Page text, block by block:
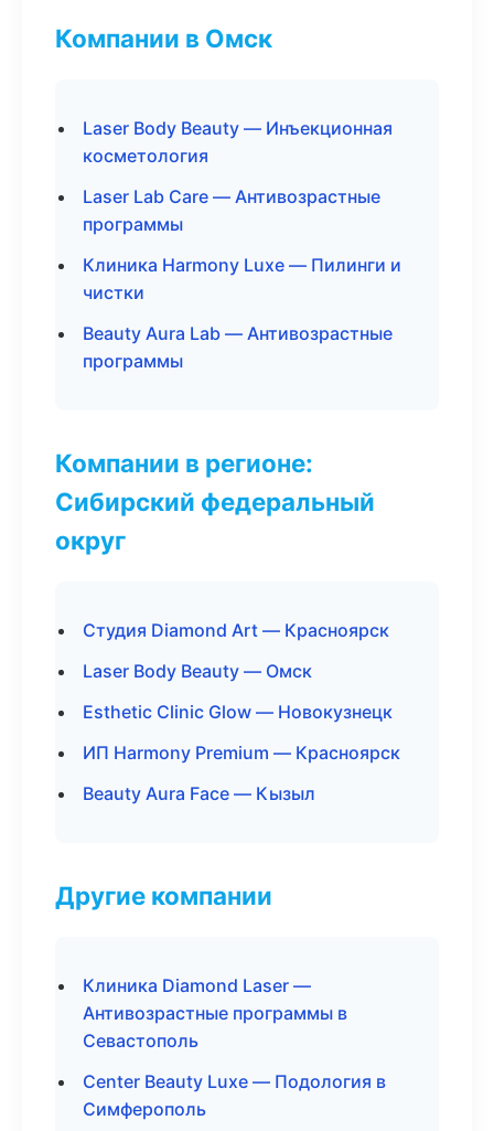
Компании в Омск
Laser Body Beauty — Инъекционная
косметология
Laser Lab Care — Антивозрастные
программы
Клиника Harmony Luxe — Пилинги и
чистки
Beauty Aura Lab — Антивозрастные
программы
Компании в регионе:
Сибирский федеральный
округ
Студия Diamond Art — Красноярск
Laser Body Beauty — Омск
Esthetic Clinic Glow — Новокузнецк
ИП Harmony Premium — Красноярск
Beauty Aura Face — Кызыл
Другие компании
Клиника Diamond Laser —
Антивозрастные программы в
Севастополь
Center Beauty Luxe — Подология в
Симферополь